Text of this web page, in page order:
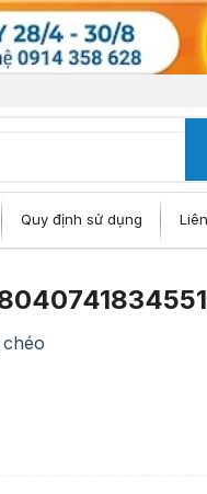
Quy định sử dụng